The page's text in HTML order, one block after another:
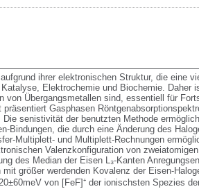
ihrer elektronischen Struktur, die eine
Elektrochemie und Biochemie.
von Übergangsmetallen sind, essentiell für
präsentiert Gasphasen
senistivität der benutzten Methode
Bindungen, die durch eine Änderung des
Multiplett- und Multiplett-Rechnungen
Valenzkonfiguration von
des Median der Eisen L₃-Kanten
mit größer werdenden Kovalenz der Eisen-
von [FeF]⁺ der ionischsten Spezies